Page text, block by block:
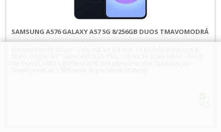
SAMSUNG A576 GALAXY A57 5G 8/256GB DUOS TMAVOMODRÁ